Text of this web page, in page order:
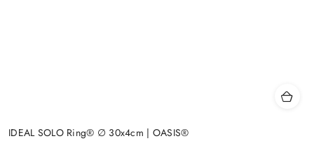
IDEAL SOLO Ring® ∅ 30x4cm | OASIS®